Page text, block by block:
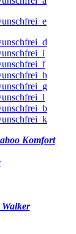
Komfort